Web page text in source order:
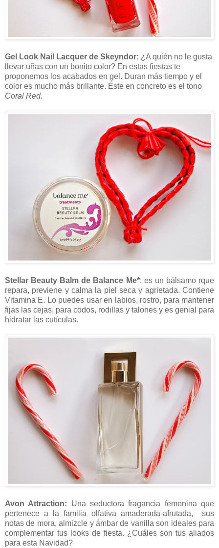
Gel Look Nail Lacquer de Skeyndor: ¿A quién no le gusta
llevar uñas con un bonito color? En estas fiestas te
proponemos los acabados en gel. Duran más tiempo y el
color es mucho más brillante. Éste en concreto es el tono
Coral Red.
Stellar Beauty Balm de Balance Me*: es un bálsamo rque
repara, previene y calma la piel seca y agrietada. Contiene
Vitamina E. Lo puedes usar en labios, rostro, para mantener
fijas las cejas, para codos, rodillas y talones y es genial para
hidratar las cutículas.
Avon Attraction: Una seductora fragancia femenina que
pertenece a la familia olfativa amaderada-afrutada, sus
notas de mora, almizcle y ámbar de vanilla son ideales para
complementar tus looks de fiesta. ¿Cuáles son tus aliados
para esta Navidad?